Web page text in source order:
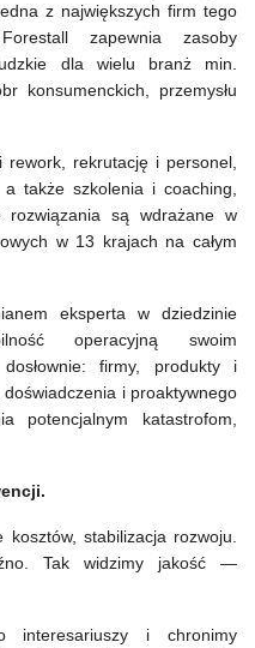
z największych firm tego
zapewnia zasoby
dla wielu branż min.
konsumenckich, przemysłu
rework, rekrutację i personel,
także szkolenia i coaching,
są wdrażane w
w 13 krajach na całym
eksperta w dziedzinie
operacyjną swoim
firmy, produkty i
i proaktywnego
potencjalnym katastrofom,
stabilizacja rozwoju.
Tak widzimy jakość —
interesariuszy i chronimy